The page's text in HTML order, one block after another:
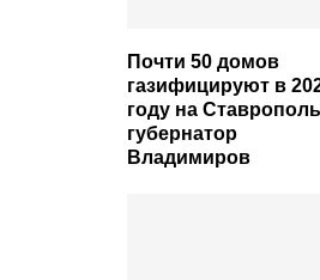
Почти 50 домов
газифицируют в
году на
губернатор
Владимиров